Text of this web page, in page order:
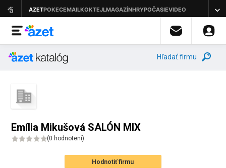
Hľadať firmu
Emília Mikušová SALÓN MIX
(0 hodnotení)
Hodnotiť firmu